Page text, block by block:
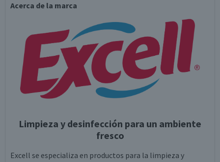
Acerca de la marca
Limpieza y desinfección para un ambiente
fresco
Excell se especializa en productos para la limpieza y